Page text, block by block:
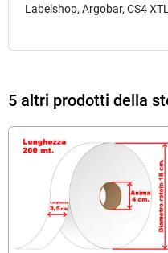
Labelshop, Argobar, CS4
5 altri prodotti della